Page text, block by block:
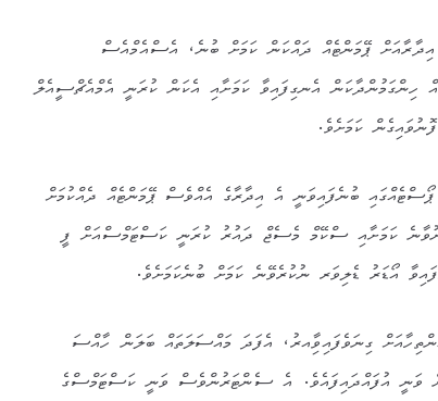
ޕޭމަންޓެއް ދައްކަން ކަމަށް ބުނެ، އެސްއެމްއެސް
ހިންގަމުންދާކަން އެނގިފައިވާ ކަމަށާއި އެކަން ކުރަނީ އެމްއެޗްސީއެލް
ކަމަށެވެ.
ބުނެފައިވަނީ އެ އިދާރާގެ އެއްވެސް ޕޭމަންޓެއް ދެއްކުމަށް
ކަމަށާއި ސްކޭމް މެސެޖް ދައުރު ކުރަނީ ކަސްޓަމްސްއަށް ފީ
އޯޑަރު ޑެލިވަރ ނުކުރެވޭނެ ކަމަށް ބުނެކަމަށެވެ.
ގިނަވެފައިވާިއރު، އެފަދަ މައްސަލަތައް ބަލަން ހާއްސަ
ވަނީ އުފައްދައިފައެވެ. އެ ސެންޓަރުންވެސް ވަނީ ކަސްޓަމްސްގެ